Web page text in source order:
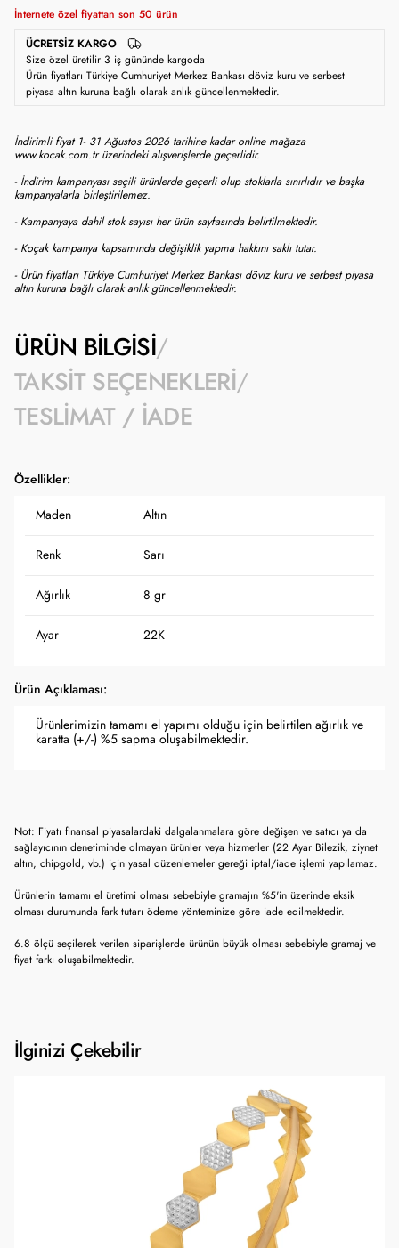
İnternete özel fiyattan son 50 ürün
ÜCRETSIZ KARGO
Size özel üretilir 3 iş gününde kargoda
Ürün fiyatları Türkiye Cumhuriyet Merkez Bankası döviz kuru ve serbest
piyasa altın kuruna bağlı olarak anlık güncellenmektedir.
İndirimli fiyat 1- 31 Ağustos 2026 tarihine kadar online mağaza
www.kocak.com.tr üzerindeki alışverişlerde geçerlidir.
- İndirim kampanyası seçili ürünlerde geçerli olup stoklarla sınırlıdır ve başka
kampanyalarla birleştirilemez.
- Kampanyaya dahil stok sayısı her ürün sayfasında belirtilmektedir.
- Koçak kampanya kapsamında değişiklik yapma hakkını saklı tutar.
- Ürün fiyatları Türkiye Cumhuriyet Merkez Bankası döviz kuru ve serbest piyasa
altın kuruna bağlı olarak anlık güncellenmektedir.
ÜRÜN BILGISI
TAKSIT SEÇENEKLERI
TESLIMAT / İADE
Özellikler:
Maden Altın
Renk Sarı
Ağırlık 8 gr
Ayar 22K
Ürün Açıklaması:
Ürünlerimizin tamamı el yapımı olduğu için belirtilen ağırlık ve
karatta (+/-) %5 sapma oluşabilmektedir.
Not: Fiyatı finansal piyasalardaki dalgalanmalara göre değişen ve satıcı ya da
sağlayıcının denetiminde olmayan ürünler veya hizmetler (22 Ayar Bilezik, ziynet
altın, chipgold, vb.) için yasal düzenlemeler gereği iptal/iade işlemi yapılamaz.
Ürünlerin tamamı el üretimi olması sebebiyle gramajın %5'in üzerinde eksik
olması durumunda fark tutarı ödeme yönteminize göre iade edilmektedir.
6.8 ölçü seçilerek verilen siparişlerde ürünün büyük olması sebebiyle gramaj ve
fiyat farkı oluşabilmektedir.
İlginizi Çekebilir